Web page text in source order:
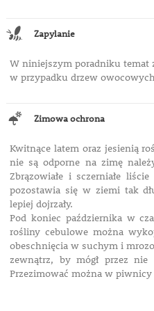
Zapylanie
W niniejszym poradniku temat
w przypadku drzew
Zimowa ochrona
Kwitnące latem oraz jesienią
nie są odporne na zimę
Zbrązowiałe i sczerniałe
pozostawia się w ziemi tak
lepiej dojrzały.
Pod koniec października w
rośliny cebulowe można
obeschnięcia w suchym i
zewnątrz, by mógł przez nie
Przezimować można w piwnicy